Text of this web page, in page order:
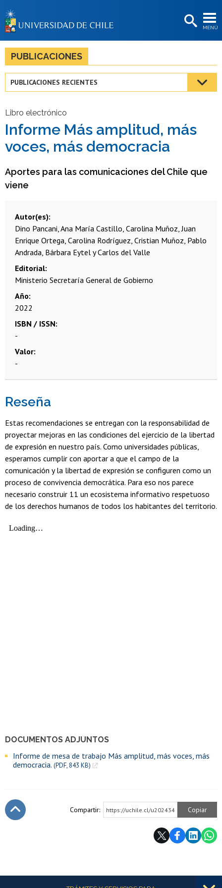
MENÚ
BIBLIOTECAS
LA UNIVERSIDAD
Estudiantes
Funcionarias/os
Egresadas/os
PUBLICACIONES
PUBLICACIONES RECIENTES
Libro electrónico
Informe Más amplitud, más
voces, más democracia
Aportes para las comunicaciones del Chile que
viene
DOCUMENTOS ADJUNTOS
Informe de mesa de trabajo Más amplitud, más voces, más
democracia. (PDF, 843 KB)
Autor(es)
Dino Pancani, Ana María Castillo, Carolina Muñoz, Juan
Enrique Ortega, Carolina Rodríguez, Cristian Muñoz, Pablo
Andrada, Bárbara Eytel y Carlos del Valle
Editorial
Ministerio Secretaría General de Gobierno
Año
2022
ISBN / ISSN
-
Valor
-
Reseña
Estas recomendaciones se entregan con la responsabilidad de
proyectar mejoras en las condiciones del ejercicio de la libertad
de expresión en nuestro país. Como universidades públicas,
esperamos cumplir con aportar a que el campo de la
comunicación y la libertad de expresión se configuren como un
proceso de convivencia democrática. Para eso nos parece
necesario construir 11 un ecosistema informativo respetuoso
de los derechos humanos de todos los habitantes del territorio.
Compartir: https://uchile.cl/u202434 Copiar
Más información